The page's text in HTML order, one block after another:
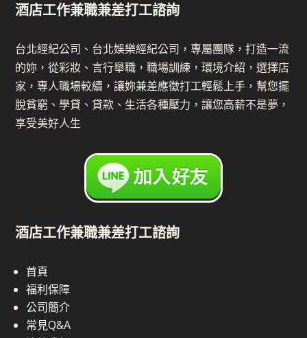
酒店工作兼職兼差打工諮詢
台北經紀公司、台北娛樂經紀公司，專屬團隊，打造一流
的妳，從彩妝、言行舉職，職場訓練，環境介紹，選擇店
家，專人職場較續，讓妳兼差應徵打工輕鬆上手，幫您擺
脫貧窮、學貸、貸款、生活各種壓力，讓您高薪不是夢，
享受美好人生
酒店工作兼職兼差打工諮詢
首頁
福利保障
公司簡介
常見Q&A